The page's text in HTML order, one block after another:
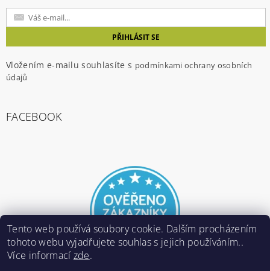
Vložením e-mailu souhlasíte s podmínkami ochrany osobních
údajů
FACEBOOK
Tento web používá soubory cookie. Dalším procházením
tohoto webu vyjadřujete souhlas s jejich používáním..
Více informací zde.